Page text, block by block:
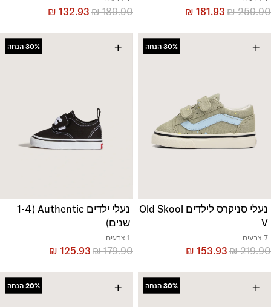
₪259.90
₪ 181.93
₪189.90
₪ 132.93
+
30% הנחה
נעלי סניקרס לילדים Old Skool
V
7 צבעים
₪219.90
₪ 153.93
+
30% הנחה
נעלי ילדים Authentic (1-4
שנים)
1 צבעים
₪179.90
₪ 125.93
+
30% הנחה +
20% הנחה